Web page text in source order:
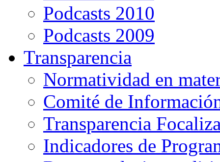
Podcasts 2010
Podcasts 2009
Transparencia
Normatividad en
Comité de
Transparencia
Indicadores de